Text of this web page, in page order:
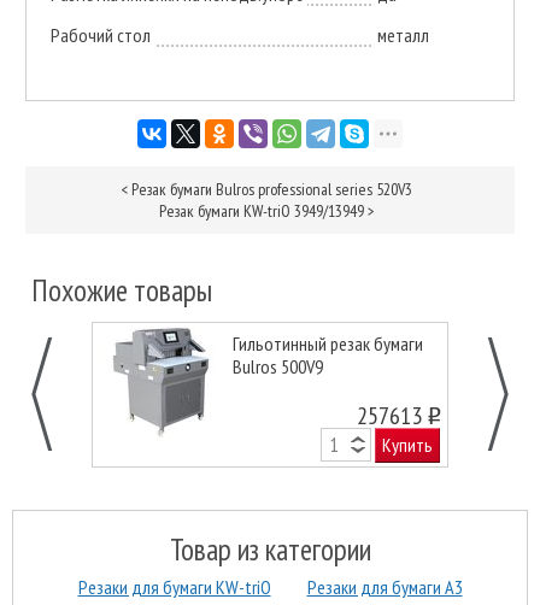
Рабочий стол
металл
< Резак бумаги Bulros professional series 520V3
Резак бумаги KW-triО 3949/13949>
Похожие товары
Гильотинный резак бумаги
Bulros 500V9
257613 o
Купить
Товар из категории
Резаки для бумаги KW-triО Резаки для бумаги А3